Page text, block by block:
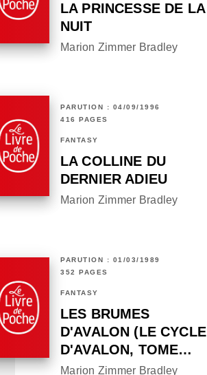
LA PRINCESSE DE LA
NUIT
Marion Zimmer Bradley
PARUTION : 04/09/1996
416 PAGES
FANTASY
LA COLLINE DU
DERNIER ADIEU
Marion Zimmer Bradley
PARUTION : 01/03/1989
352 PAGES
FANTASY
LES BRUMES
D'AVALON (LE CYCLE
D'AVALON, TOME…
Marion Zimmer Bradley